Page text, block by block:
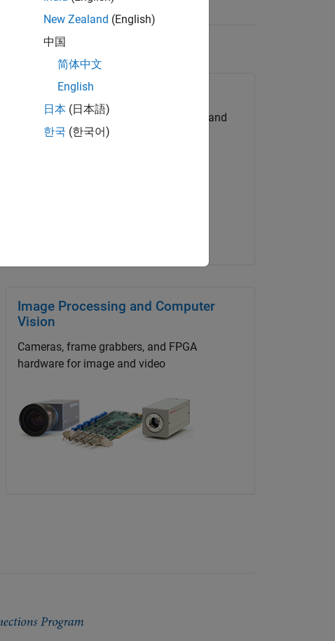
Real-Time Systems
Systems for rapid prototyping, testing, and
embedded production
Image Processing and Computer
Vision
Cameras, frame grabbers, and FPGA
hardware for image and video
New Zealand (English)
中国
简体中文
English
日本 (日本語)
한국 (한국어)